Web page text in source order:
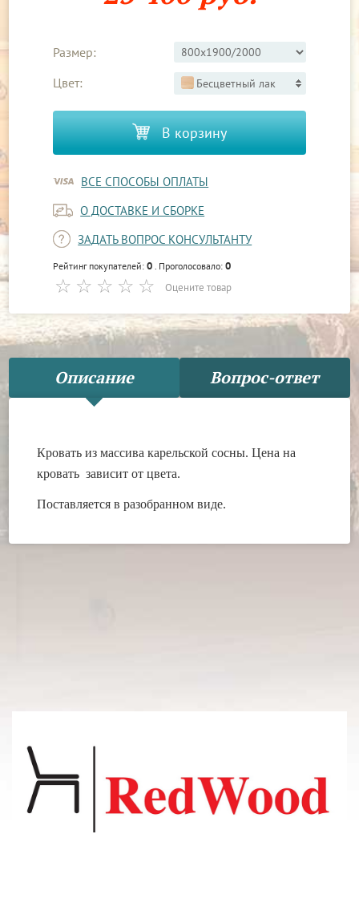
Размер:
Цвет:
Бесцветный лак
В корзину
ВСЕ СПОСОБЫ ОПЛАТЫ
О ДОСТАВКЕ И СБОРКЕ
ЗАДАТЬ ВОПРОС КОНСУЛЬТАНТУ
Рейтинг покупателей:0 . Проголосовало:0
Оцените товар
Описание Вопрос-ответ
Кровать из массива карельской сосны.Цена на
кровать зависит от цвета.
Поставляется в разобранном виде.